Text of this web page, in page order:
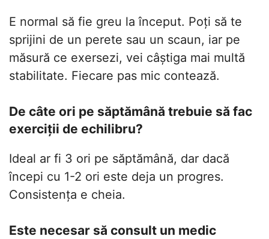
E normal să fie greu la început. Poți să te
sprijini de un perete sau un scaun, iar pe
măsură ce exersezi, vei câștiga mai multă
stabilitate. Fiecare pas mic contează.
De câte ori pe săptămână trebuie să fac
exerciții de echilibru?
Ideal ar fi 3 ori pe săptămână, dar dacă
începi cu 1-2 ori este deja un progres.
Consistența e cheia.
Este necesar să consult un medic